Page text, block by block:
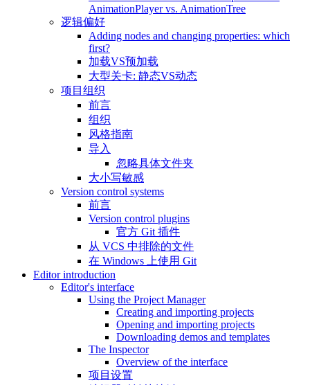
AnimationPlayer vs. AnimationTree
逻辑偏好
Adding nodes and changing properties: which
first?
加载VS预加载
大型关卡: 静态VS动态
项目组织
前言
组织
风格指南
导入
忽略具体文件夹
大小写敏感
Version control systems
前言
Version control plugins
官方 Git 插件
从 VCS 中排除的文件
在 Windows 上使用 Git
Editor introduction
Editor's interface
Using the Project Manager
Creating and importing projects
Opening and importing projects
Downloading demos and templates
The Inspector
Overview of the interface
项目设置